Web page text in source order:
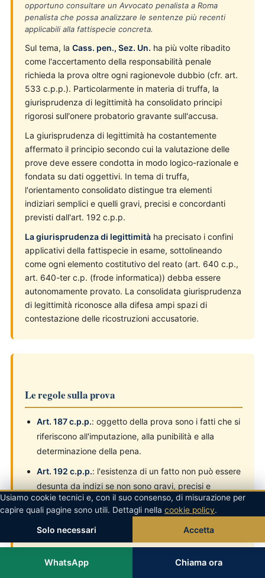
opportuno consultare un Avvocato penalista a Roma
penalista che possa analizzare le sentenze più recenti
applicabili alla fattispecie concreta.
Sul tema, la Cass. pen., Sez. Un. ha più volte ribadito
come l'accertamento della responsabilità penale
richieda la prova oltre ogni ragionevole dubbio (cfr. art.
533 c.p.p.). Particolarmente in materia di truffa, la
giurisprudenza di legittimità ha consolidato principi
rigorosi sull'onere probatorio gravante sull'accusa.
La giurisprudenza di legittimità ha costantemente
affermato il principio secondo cui la valutazione delle
prove deve essere condotta in modo logico-razionale e
fondata su dati oggettivi. In tema di truffa,
l'orientamento consolidato distingue tra elementi
indiziari semplici e quelli gravi, precisi e concordanti
previsti dall'art. 192 c.p.p.
La giurisprudenza di legittimità ha precisato i confini
applicativi della fattispecie in esame, sottolineando
come ogni elemento costitutivo del reato (art. 640 c.p.,
art. 640-ter c.p. (frode informatica)) debba essere
autonomamente provato. La consolidata giurisprudenza
di legittimità riconosce alla difesa ampi spazi di
contestazione delle ricostruzioni accusatorie.
Le regole sulla prova
Art. 187 c.p.p.: oggetto della prova sono i fatti che si
riferiscono all'imputazione, alla punibilità e alla
determinazione della pena.
Art. 192 c.p.p.: l'esistenza di un fatto non può essere
desunta da indizi se non sono gravi, precisi e
concordanti.
se l'imputato risulta colpevole oltre ogni ragionevole
dubbio.
WhatsApp Chiama ora
Usiamo cookie tecnici e, con il suo consenso, di misurazione per
capire quali pagine sono utili. Dettagli nella cookie policy.
Solo necessari Accetta